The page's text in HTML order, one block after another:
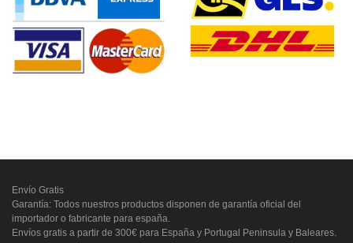
Envío Gratis
Garantía: Todos nuestros productos disponen de garantía oficial del
importador o fabricante para españa.
Envíos gratis a partir de 300€ para España y Portugal Peninsula y Baleares.